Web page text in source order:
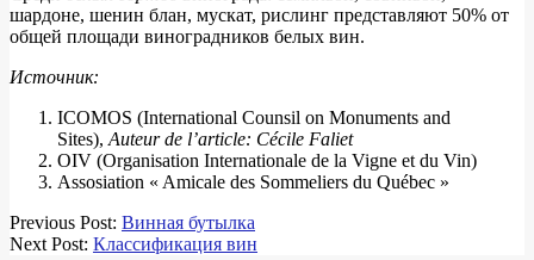
шардоне, шенин блан, мускат, рислинг представляют 50% от
общей площади виноградников белых вин.
Источник:
ICOMOS (International Counsil on Monuments and
Sites), Auteur de l’article: Cécile Faliet
OIV (Organisation Internationale de la Vigne et du Vin)
Assosiation « Amicale des Sommeliers du Québec »
2017-
10-
Previous Post: Винная бутылка
Next Post: Классификация вин